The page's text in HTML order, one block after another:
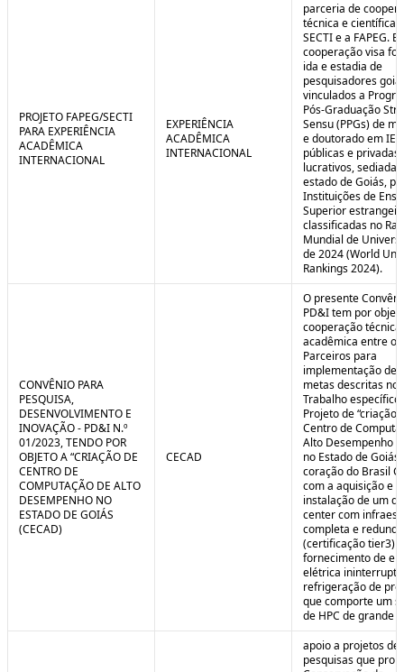
PROJETO FAPEG/SECTI
PARA EXPERIÊNCIA
ACADÊMICA
INTERNACIONAL
EXPERIÊNCIA
ACADÊMICA
INTERNACIONAL
parceria de
técnica e científica
SECTI e a FAPEG.
cooperação visa
ida e estadia de
pesquisadores
vinculados a
Pós-Graduação
Sensu (PPGs) de
e doutorado em IES
públicas e privadas
lucrativos,
estado de Goiás,
Instituições de
Superior
classificadas no
Mundial de
de 2024 (World
Rankings 2024).
CONVÊNIO PARA
PESQUISA,
DESENVOLVIMENTO E
INOVAÇÃO - PD&I N.º
01/2023, TENDO POR
OBJETO A “CRIAÇÃO DE
CENTRO DE
COMPUTAÇÃO DE ALTO
DESEMPENHO NO
ESTADO DE GOIÁS
(CECAD)
CECAD
O presente
PD&I tem por
cooperação técnica
acadêmica entre os
Parceiros para
implementação de
metas descritas no
Trabalho específico
Projeto de “criação
Centro de
Alto Desempenho
no Estado de
coração do Brasil
com a aquisição e
instalação de um
center com
completa e
(certificação tier3)
fornecimento de
elétrica
refrigeração de
que comporte um
de HPC de grande
apoio a projetos de
pesquisas que